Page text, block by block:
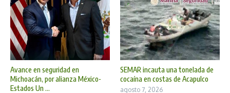
Avance en seguridad en
Michoacán, por alianza México-
Estados Un ...
SEMAR incauta una tonelada de
cocaína en costas de Acapulco
agosto 7, 2026